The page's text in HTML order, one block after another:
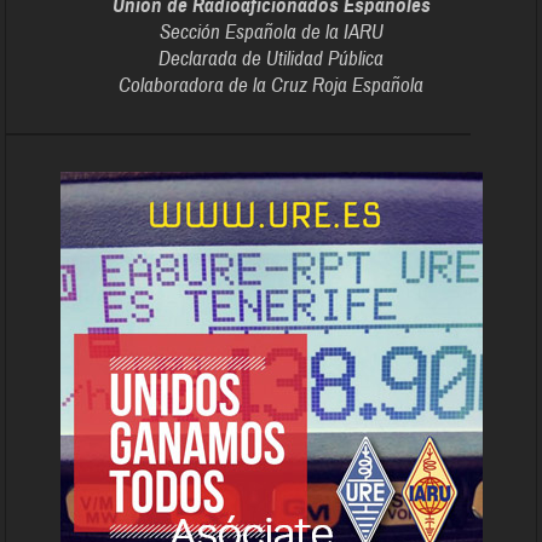
Unión de Radioaficionados Españoles
Sección Española de la IARU
Declarada de Utilidad Pública
Colaboradora de la Cruz Roja Española